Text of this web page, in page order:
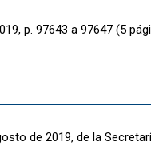
p. 97643 a 97647 (5
de 2019, de la